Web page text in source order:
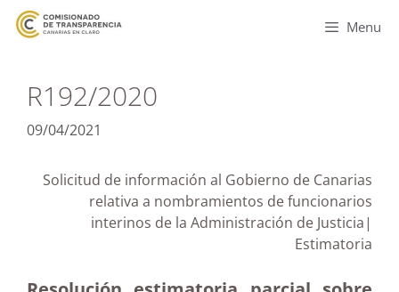
Menu
R192/2020
09/04/2021
Solicitud de información al Gobierno de Canarias
relativa a nombramientos de funcionarios
interinos de la Administración de Justicia|
Estimatoria